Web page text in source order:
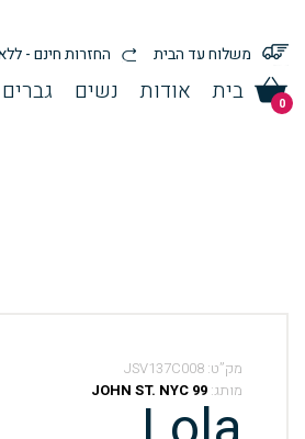
משלוח עד הבית החזרות חינם -
0 בית אודות נשים גברים
מק”ט: JSV137C008
מותג: 99 JOHN ST. NYC